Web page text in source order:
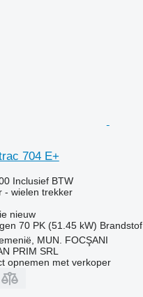
704 E+
Inclusief BTW
- wielen trekker
nieuw
70 PK (51.45 kW) Brandstof
MUN. FOCŞANI
PRIM SRL
opnemen met verkoper